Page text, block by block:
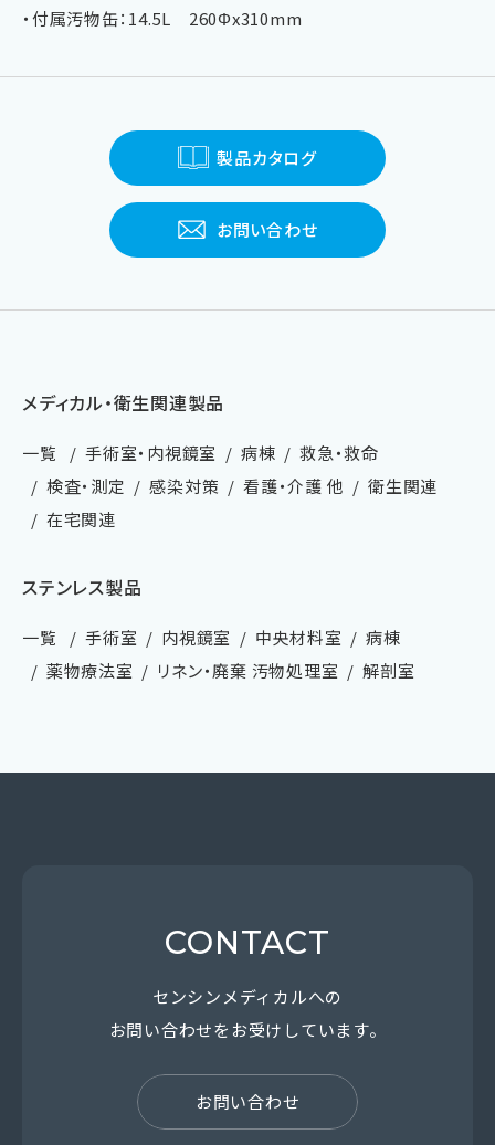
・付属汚物缶：14.5L 260Φx310mm
製品カタログ
お問い合わせ
メディカル・衛生関連製品
一覧 手術室・内視鏡室 病棟
救急・救命
検査・測定
感染対策 看護・介護 他
衛生関連
在宅関連
ステンレス製品
一覧 手術室 内視鏡室 中央材料室
病棟
薬物療法室
リネン・廃棄 汚物処理室 解剖室
CONTACT
センシンメディカルへの
お問い合わせを お受けしています。
お問い合わせ